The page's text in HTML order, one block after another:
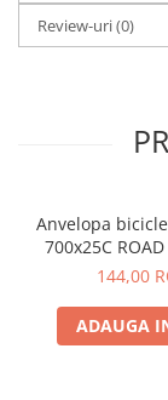
Review-uri(0)
Anvelopa
700x25C
VRB-308 BKS,
144,00
ADAUGA